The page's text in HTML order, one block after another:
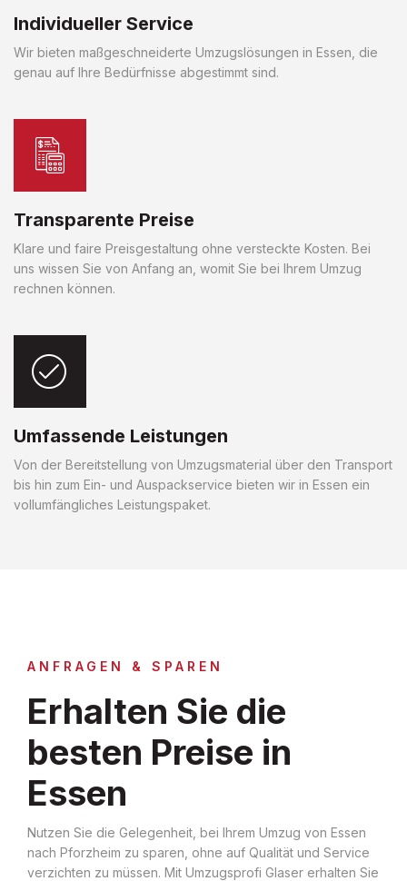
Individueller Service
Wir bieten maßgeschneiderte Umzugslösungen in Essen, die
genau auf Ihre Bedürfnisse abgestimmt sind.
Transparente Preise
Klare und faire Preisgestaltung ohne versteckte Kosten. Bei
uns wissen Sie von Anfang an, womit Sie bei Ihrem Umzug
rechnen können.
Umfassende Leistungen
Von der Bereitstellung von Umzugsmaterial über den Transport
bis hin zum Ein- und Auspackservice bieten wir in Essen ein
vollumfängliches Leistungspaket.
ANFRAGEN & SPAREN
Erhalten Sie die
besten Preise in
Essen
Nutzen Sie die Gelegenheit, bei Ihrem Umzug von Essen
nach Pforzheim zu sparen, ohne auf Qualität und Service
verzichten zu müssen. Mit Umzugsprofi Glaser erhalten Sie